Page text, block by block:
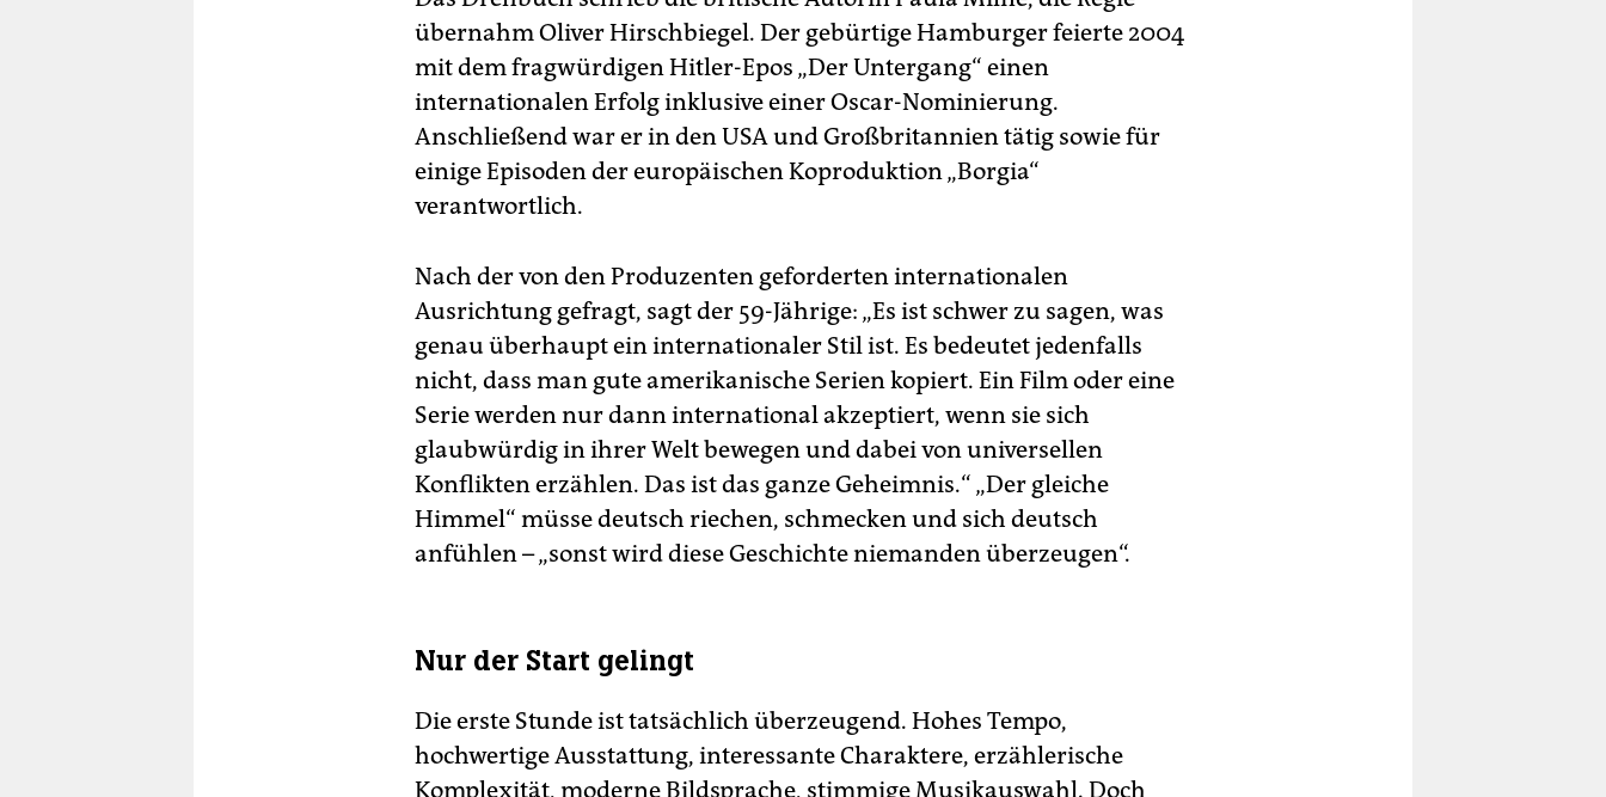
übernahm Oliver Hirschbiegel. Der gebürtige Hamburger feierte 2004
mit dem fragwürdigen Hitler-Epos „Der Untergang“ einen
internationalen Erfolg inklusive einer Oscar-Nominierung.
Anschließend war er in den USA und Großbritannien tätig sowie für
einige Episoden der europäischen Koproduktion „Borgia“
verantwortlich.
Nach der von den Produzenten geforderten internationalen
Ausrichtung gefragt, sagt der 59-Jährige: „Es ist schwer zu sagen, was
genau überhaupt ein internationaler Stil ist. Es bedeutet jedenfalls
nicht, dass man gute amerikanische Serien kopiert. Ein Film oder eine
Serie werden nur dann international akzeptiert, wenn sie sich
glaubwürdig in ihrer Welt bewegen und dabei von universellen
Konflikten erzählen. Das ist das ganze Geheimnis.“ „Der gleiche
Himmel“ müsse deutsch riechen, schmecken und sich deutsch
anfühlen – „sonst wird diese Geschichte niemanden überzeugen“.
Nur der Start gelingt
Die erste Stunde ist tatsächlich überzeugend. Hohes Tempo,
hochwertige Ausstattung, interessante Charaktere, erzählerische
Komplexität, moderne Bildsprache, stimmige Musikauswahl. Doch